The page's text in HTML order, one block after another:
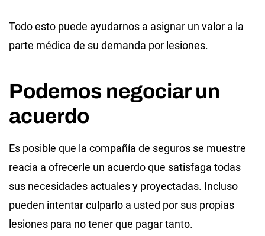
Todo esto puede ayudarnos a asignar un valor a la
parte médica de su demanda por lesiones.
Podemos negociar un
acuerdo
Es posible que la compañía de seguros se muestre
reacia a ofrecerle un acuerdo que satisfaga todas
sus necesidades actuales y proyectadas. Incluso
pueden intentar culparlo a usted por sus propias
lesiones para no tener que pagar tanto.